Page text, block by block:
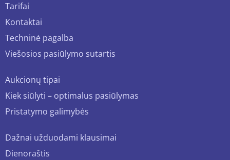
Tarifai
Kontaktai
Techninė pagalba
Viešosios pasiūlymo sutartis
Aukcionų tipai
Kiek siūlyti – optimalus pasiūlymas
Pristatymo galimybės
Dažnai užduodami klausimai
Dienoraštis